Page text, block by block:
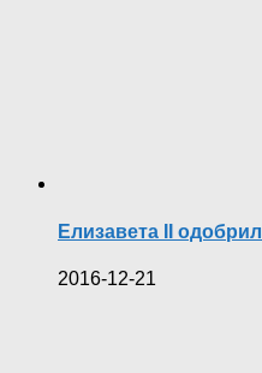
Елизавета II
2016-12-21